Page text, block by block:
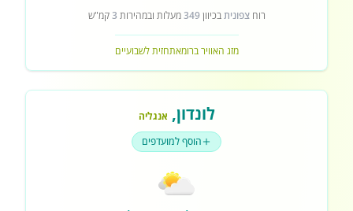
רוחצפוניתבכיוון349מעלות ובמהירות 3קמ"ש
מזג האוויר ברומאתחזית לשבועיים
לונדון, אנגליה
הוסף למועדפים